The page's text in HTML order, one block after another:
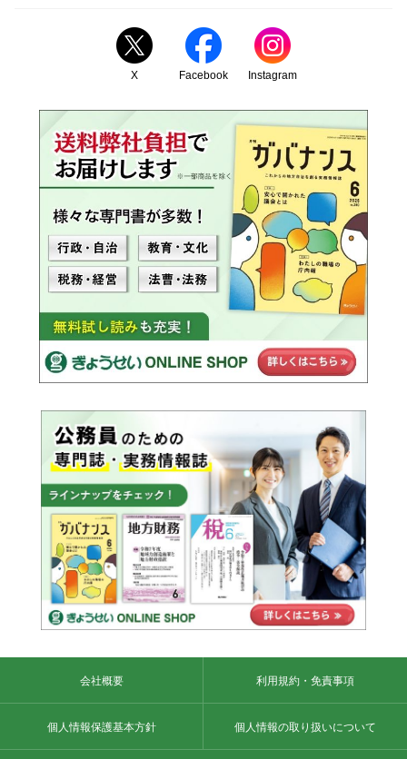
X Facebook Instagram
会社概要 利用規約・免責事項
個人情報保護基本方針 個人情報の取り扱いについて